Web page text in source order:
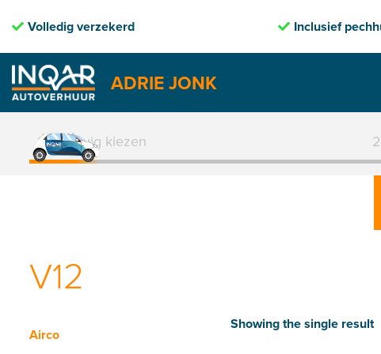
Inclusief pechhulp
ADRIE JONK
Skip
content1. Voertuig kiezen
V12
Airco
Showing the single result